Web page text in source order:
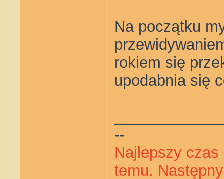
Na początku
rokiem się
upodabnia się
--
Najlepszy czas
temu.